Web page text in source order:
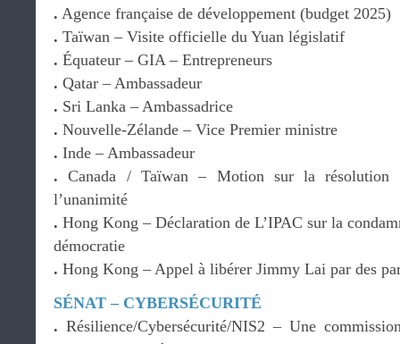
. Agence française de développement (budget 2025)
. Taïwan – Visite officielle du Yuan législatif
. Équateur – GIA – Entrepreneurs
. Qatar – Ambassadeur
. Sri Lanka – Ambassadrice
. Nouvelle-Zélande – Vice Premier ministre
. Inde – Ambassadeur
. Canada / Taïwan – Motion sur la résolution
l’unanimité
. Hong Kong – Déclaration de L’IPAC sur la
démocratie
. Hong Kong – Appel à libérer Jimmy Lai par des
SÉNAT – CYBERSÉCURITÉ
. Résilience/Cybersécurité/NIS2 – Une